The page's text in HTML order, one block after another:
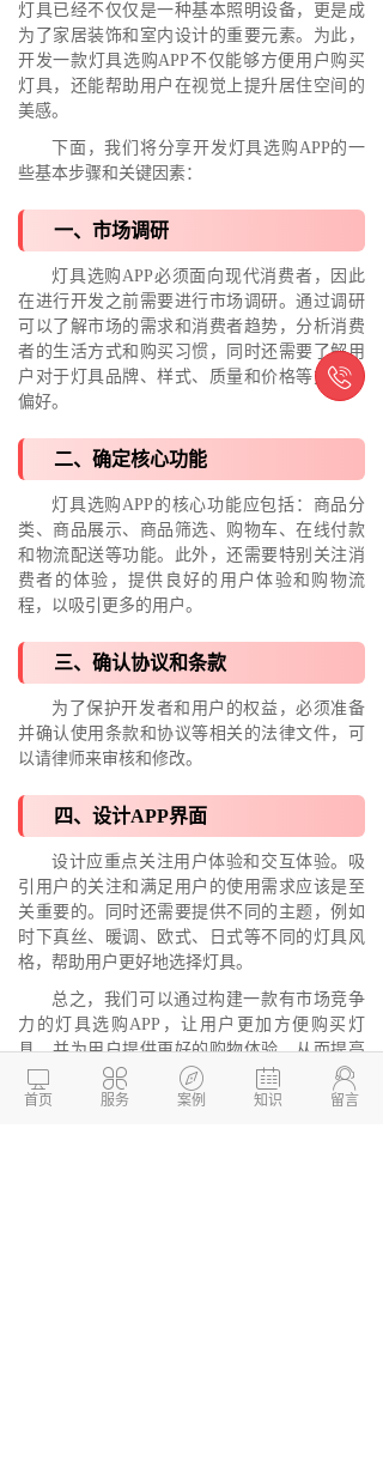
灯具已经不仅仅是一种基本照明设备，更是成
为了家居装饰和室内设计的重要元素。为此，
开发一款灯具选购APP不仅能够方便用户购买
灯具，还能帮助用户在视觉上提升居住空间的
美感。
下面，我们将分享开发灯具选购APP的一
些基本步骤和关键因素：
一、市场调研
灯具选购APP必须面向现代消费者，因此
在进行开发之前需要进行市场调研。通过调研
可以了解市场的需求和消费者趋势，分析消费
者的生活方式和购买习惯，同时还需要了解用
户对于灯具品牌、样式、质量和价格等方面的
偏好。
二、确定核心功能
灯具选购APP的核心功能应包括：商品分
类、商品展示、商品筛选、购物车、在线付款
和物流配送等功能。此外，还需要特别关注消
费者的体验，提供良好的用户体验和购物流
程，以吸引更多的用户。
三、确认协议和条款
为了保护开发者和用户的权益，必须准备
并确认使用条款和协议等相关的法律文件，可
以请律师来审核和修改。
四、设计APP界面
设计应重点关注用户体验和交互体验。吸
引用户的关注和满足用户的使用需求应该是至
关重要的。同时还需要提供不同的主题，例如
时下真丝、暖调、欧式、日式等不同的灯具风
格，帮助用户更好地选择灯具。
总之，我们可以通过构建一款有市场竞争
力的灯具选购APP，让用户更加方便购买灯
具，并为用户提供更好的购物体验，从而提高
用户的忠诚度和购买量，为公司带来更多的收
益和增长机会。

首页

服务

案例

知识

留言
